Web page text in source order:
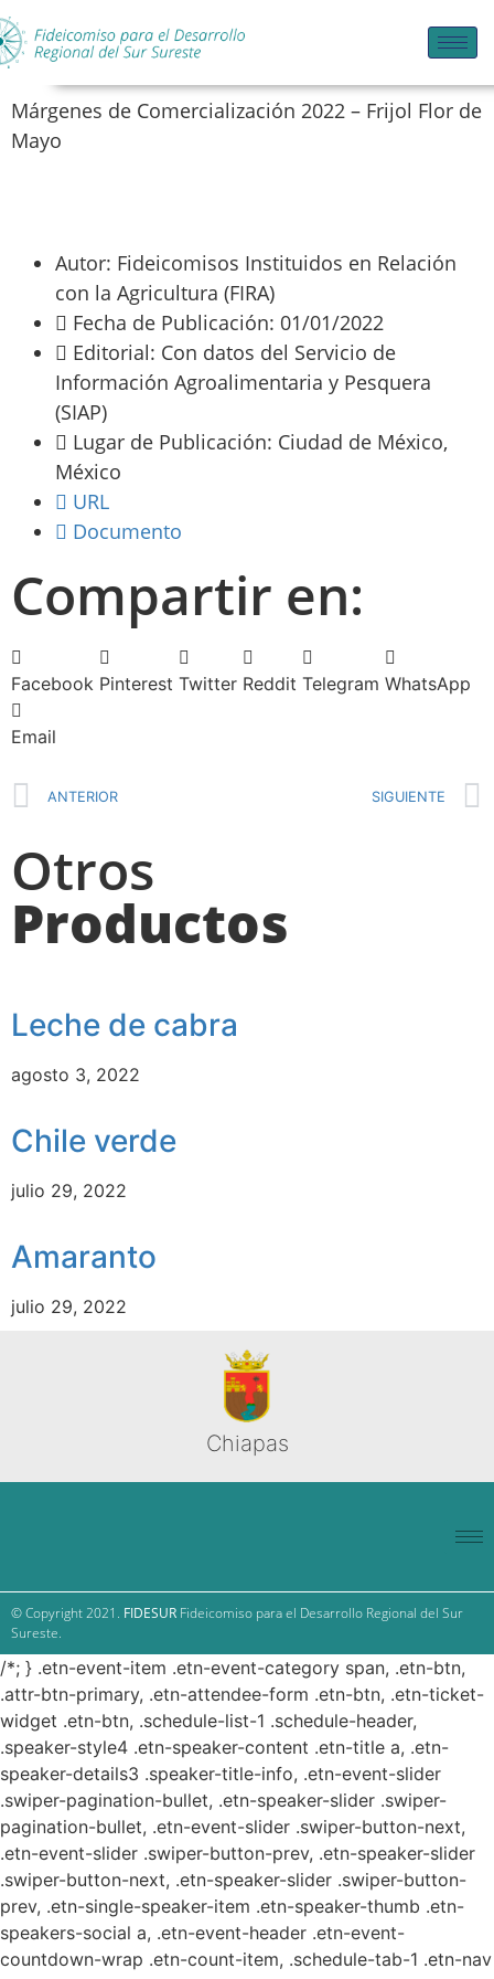
Márgenes de Comercialización 2022 – Frijol Flor de
Mayo
Autor: Fideicomisos Instituidos en Relación
con la Agricultura (FIRA)
Fecha de Publicación: 01/01/2022
Editorial: Con datos del Servicio de
Información Agroalimentaria y Pesquera
(SIAP)
Lugar de Publicación: Ciudad de México,
México
URL
Documento
Compartir en:
Facebook Pinterest Twitter Reddit Telegram WhatsApp
Email
ANTERIOR SIGUIENTE
Otros
Productos
Leche de cabra
agosto 3, 2022
Chile verde
julio 29, 2022
Amaranto
julio 29, 2022
Chiapas
© Copyright 2021. FIDESUR Fideicomiso para el Desarrollo Regional del Sur
Sureste.
/*; } .etn-event-item .etn-event-category span, .etn-btn,
.attr-btn-primary, .etn-attendee-form .etn-btn, .etn-ticket-
widget .etn-btn, .schedule-list-1 .schedule-header,
.speaker-style4 .etn-speaker-content .etn-title a, .etn-
speaker-details3 .speaker-title-info, .etn-event-slider
.swiper-pagination-bullet, .etn-speaker-slider .swiper-
pagination-bullet, .etn-event-slider .swiper-button-next,
.etn-event-slider .swiper-button-prev, .etn-speaker-slider
.swiper-button-next, .etn-speaker-slider .swiper-button-
prev, .etn-single-speaker-item .etn-speaker-thumb .etn-
speakers-social a, .etn-event-header .etn-event-
countdown-wrap .etn-count-item, .schedule-tab-1 .etn-nav